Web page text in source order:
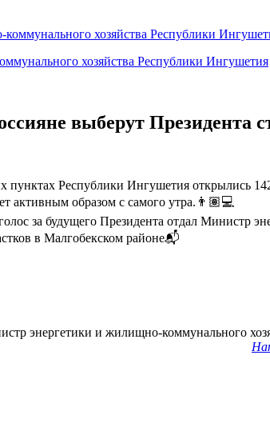
хозяйства Республики Ингушетия
выберут Президента
пунктах Республики Ингушетия открылись
активным образом с самого утра.👨🏽💻
за будущего Президента отдал
в Малгобекском районе📬
энергетики и жилищно-коммунального